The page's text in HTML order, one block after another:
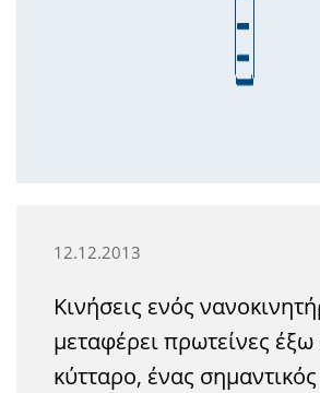
12.12.2013
Κινήσεις ενός
μεταφέρει πρωτείνες
κύτταρο, ένας σημαντικός